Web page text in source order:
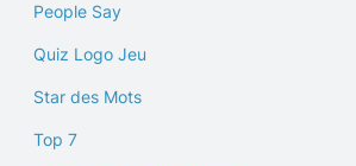
People Say
Quiz Logo Jeu
Star des Mots
Top 7